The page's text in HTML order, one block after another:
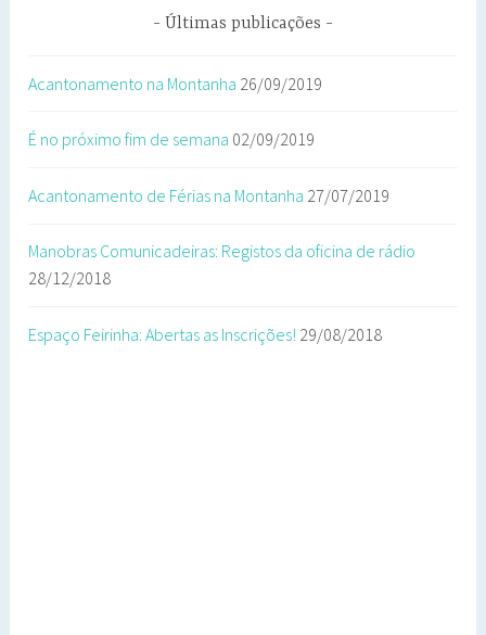
Últimas publicações
Acantonamento na Montanha 26/09/2019
É no próximo fim de semana 02/09/2019
Acantonamento de Férias na Montanha 27/07/2019
Manobras Comunicadeiras: Registos da oficina de rádio
28/12/2018
Espaço Feirinha: Abertas as Inscrições! 29/08/2018